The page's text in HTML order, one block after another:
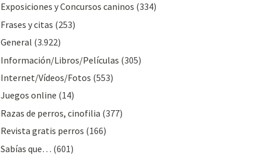
Exposiciones y Concursos caninos (334)
Frases y citas (253)
General (3.922)
Información/Libros/Películas (305)
Internet/Vídeos/Fotos (553)
Juegos online (14)
Razas de perros, cinofilia (377)
Revista gratis perros (166)
Sabías que… (601)